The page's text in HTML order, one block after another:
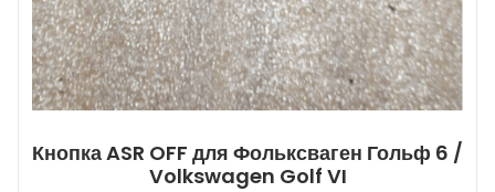
Кнопка ASR OFF для Фольксваген Гольф 6 /
Volkswagen Golf VI